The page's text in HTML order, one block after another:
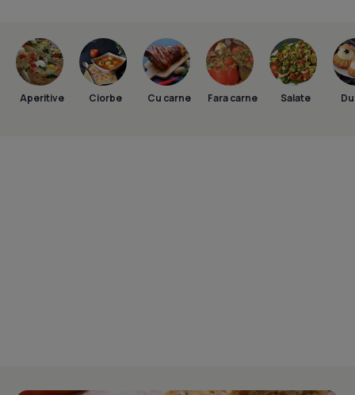
Aperitive Ciorbe Cu carne Fara carne Salate